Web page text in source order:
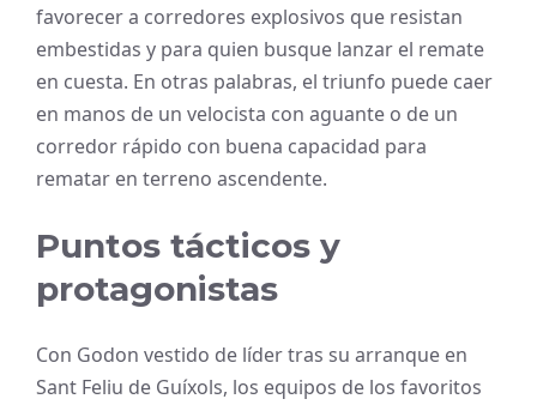
favorecer a corredores explosivos que resistan
embestidas y para quien busque lanzar el remate
en cuesta. En otras palabras, el triunfo puede caer
en manos de un velocista con aguante o de un
corredor rápido con buena capacidad para
rematar en terreno ascendente.
Puntos tácticos y
protagonistas
Con Godon vestido de líder tras su arranque en
Sant Feliu de Guíxols, los equipos de los favoritos